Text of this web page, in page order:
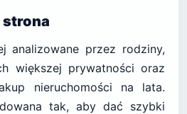
strona
analizowane przez rodziny,
większej prywatności oraz
nieruchomości na lata.
tak, aby dać szybki